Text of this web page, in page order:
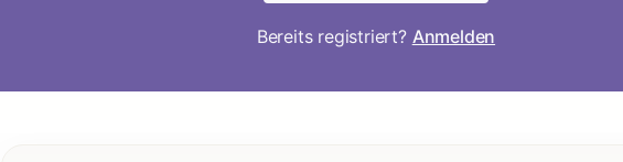
Bereits registriert? Anmelden